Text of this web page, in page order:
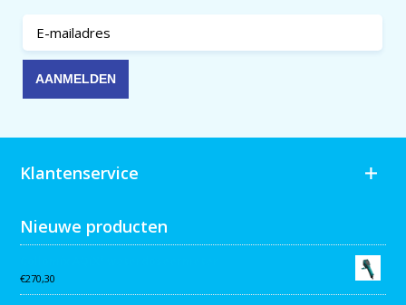
Klantenservice
Nieuwe producten
€270,30